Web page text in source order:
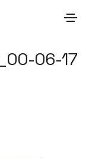
06-17